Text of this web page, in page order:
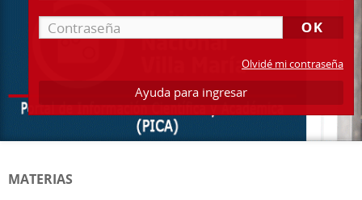
Olvidé mi contraseña
Ayuda para ingresar
MATERIAS